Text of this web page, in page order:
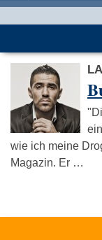
wie ich meine
Magazin. Er …